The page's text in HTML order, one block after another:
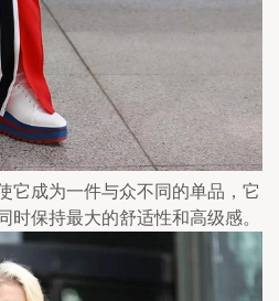
它成为一件与众不同的单品，它
时保持最大的舒适性和高级感。